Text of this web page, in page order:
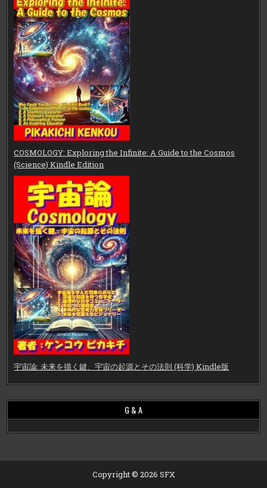
COSMOLOGY: Exploring the Infinite: A Guide to the Cosmos
(Science) Kindle Edition
宇宙論: 未来を描く鍵、宇宙の起源とその法則 (科学) Kindle版
G & A
Copyright © 2026 SFX